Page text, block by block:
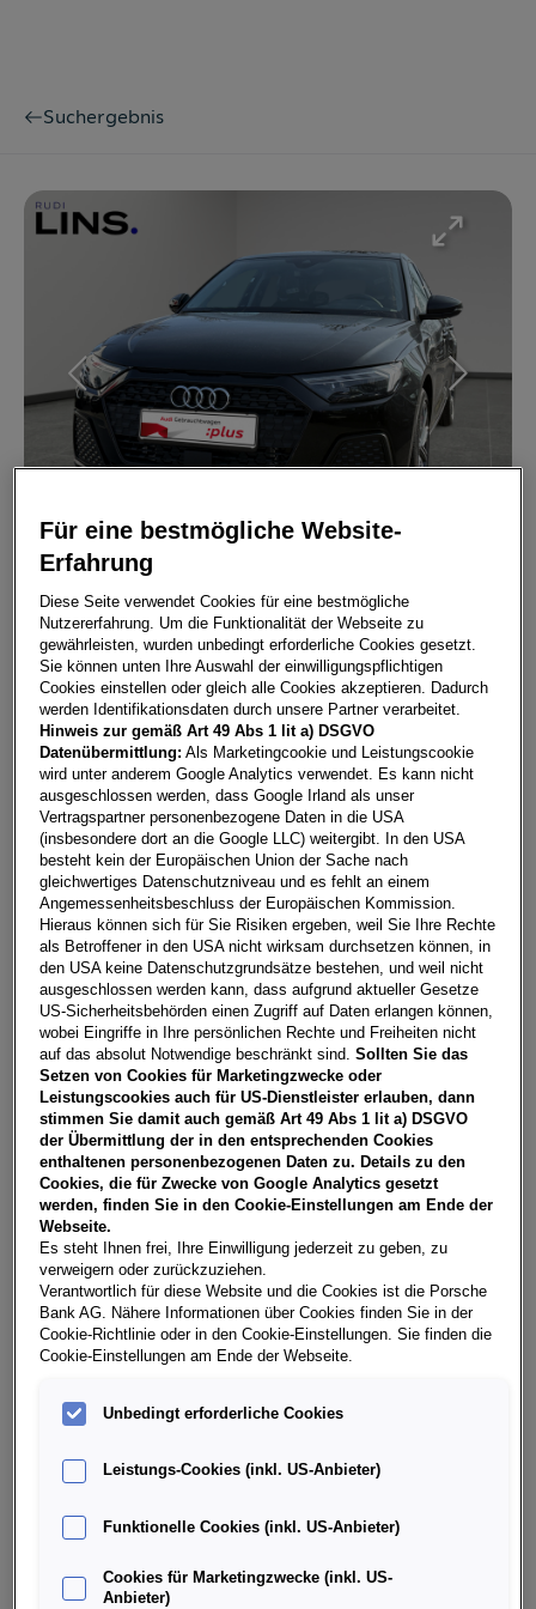
Suchergebnis
A1 Sportback 25 TFSI intense
6901 Bregenz
Leasing Kredit
€292,08**
pro Monat
Laufzeit
60 Monate
pro Jahr
15.000 km
Eigenleistung
€5.000
Händler kontaktieren
Online-Abschluss anfragen
**Freibleibendes Musterangebot für Restwert Leasing inkl.
USt, NoVA, zzgl. gesetzl. Vertragsgebühr EUR 148,66 und
Bearbeitungskosten EUR 0,00. Gesamtleasingbetrag EUR
26.904,00, Restwert EUR 10.694,48, Sollzinssatz 7,30%
variabel, Effektivzinssatz 8,50% variabel, Gesamtbetrag
EUR 33.367,94. Ihr Verkaufsberater freut sich darauf, Ihnen
ein individuelles Angebot erstellen zu können.
Teilen PDF herunterladen
Weitere Infos & Daten
Fahrzeugdaten
Finanzierung über die Porsche Bank
Händlerinformation
Für eine bestmögliche Website-
Erfahrung
Diese Seite verwendet Cookies für eine bestmögliche
Nutzererfahrung. Um die Funktionalität der Webseite zu
gewährleisten, wurden unbedingt erforderliche Cookies gesetzt.
Sie können unten Ihre Auswahl der einwilligungspflichtigen
Cookies einstellen oder gleich alle Cookies akzeptieren. Dadurch
werden Identifikationsdaten durch unsere Partner verarbeitet.
Hinweis zur gemäß Art 49 Abs 1 lit a) DSGVO
Datenübermittlung: Als Marketingcookie und Leistungscookie
wird unter anderem Google Analytics verwendet. Es kann nicht
ausgeschlossen werden, dass Google Irland als unser
Vertragspartner personenbezogene Daten in die USA
(insbesondere dort an die Google LLC) weitergibt. In den USA
besteht kein der Europäischen Union der Sache nach
gleichwertiges Datenschutzniveau und es fehlt an einem
Angemessenheitsbeschluss der Europäischen Kommission.
Hieraus können sich für Sie Risiken ergeben, weil Sie Ihre Rechte
als Betroffener in den USA nicht wirksam durchsetzen können, in
den USA keine Datenschutzgrundsätze bestehen, und weil nicht
ausgeschlossen werden kann, dass aufgrund aktueller Gesetze
US-Sicherheitsbehörden einen Zugriff auf Daten erlangen können,
wobei Eingriffe in Ihre persönlichen Rechte und Freiheiten nicht
auf das absolut Notwendige beschränkt sind.Sollten Sie das
Setzen von Cookies für Marketingzwecke oder
Leistungscookies auch für US-Dienstleister erlauben, dann
stimmen Sie damit auch gemäß Art 49 Abs 1 lit a) DSGVO
der Übermittlung der in den entsprechenden Cookies
enthaltenen personenbezogenen Daten zu. Details zu den
Cookies, die für Zwecke von Google Analytics gesetzt
werden, finden Sie in den Cookie-Einstellungen am Ende der
Webseite.
Es steht Ihnen frei, Ihre Einwilligung jederzeit zu geben, zu
verweigern oder zurückzuziehen.
Verantwortlich für diese Website und die Cookies ist die Porsche
Bank AG. Nähere Informationen über Cookies finden Sie in der
Cookie-Richtlinie oder in den Cookie-Einstellungen. Sie finden die
Cookie-Einstellungen am Ende der Webseite.
Unbedingt erforderliche Cookies
Leistungs-Cookies (inkl. US-Anbieter)
Funktionelle Cookies (inkl. US-Anbieter)
Cookies für Marketingzwecke (inkl. US-
Anbieter)